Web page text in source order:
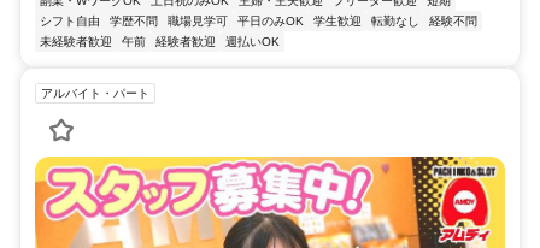
シフト自由
学歴不問 職場見学可 平日のみOK 学生歓迎 転勤なし
経験不問
未経験者歓迎
午前 経験者歓迎 週払いOK
アルバイト・パート